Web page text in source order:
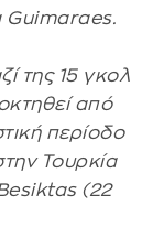
Guimaraes.
της 15 γκολ
από
περίοδο
Τουρκία
(22